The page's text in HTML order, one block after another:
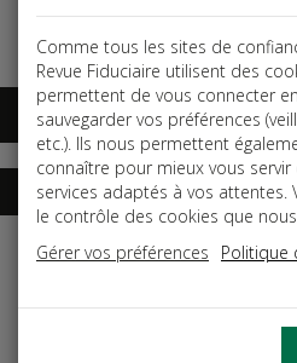
Espace
Accueil Dictionnaires Fiscal
Date de parution: Avril 2026
Comme tous les sites de
Revue Fiduciaire utilisent des
permettent de vous connecter
sauvegarder vos préférences
etc.). Ils nous permettent
connaître pour mieux vous
services adaptés à vos attentes.
le contrôle des cookies que
Gérer vos préférences
Politique